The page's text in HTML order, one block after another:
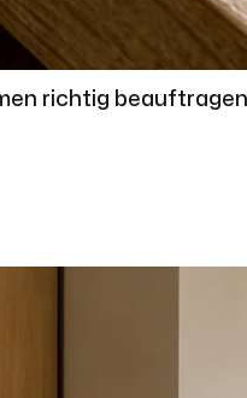
richtig